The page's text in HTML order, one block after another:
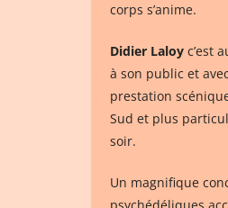
corps s’anime.
Didier Laloy c’est
à son public et
prestation
Sud et plus
soir.
Un magnifique